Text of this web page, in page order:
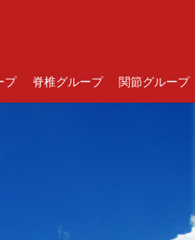
プ 脊椎グループ 関節グループ